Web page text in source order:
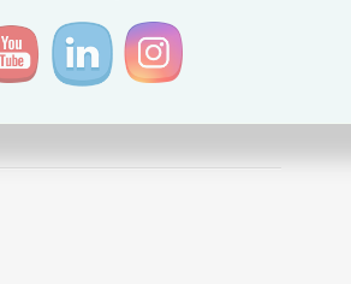
|Tagged:Frankfurt,Hauptwache,